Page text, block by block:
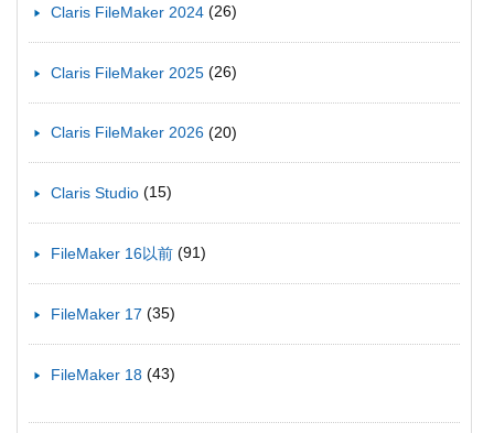
Claris FileMaker 2024 (26)
Claris FileMaker 2025 (26)
Claris FileMaker 2026 (20)
Claris Studio (15)
FileMaker 16以前 (91)
FileMaker 17 (35)
FileMaker 18 (43)